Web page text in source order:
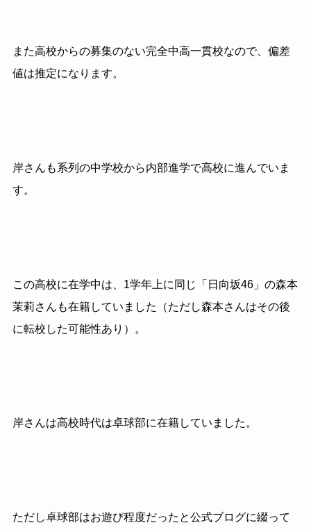
また高校からの募集のない完全中高一貫校なので、偏差
値は推定になります。
岸さんも系列の中学校から内部進学で高校に進んでいま
す。
この高校に在学中は、1学年上に同じ「日向坂46」の森本
茉莉さんも在籍していました（ただし森本さんはその後
に転校した可能性あり）。
岸さんは高校時代は卓球部に在籍していました。
ただし卓球部はお遊び程度だったと公式ブログに綴って